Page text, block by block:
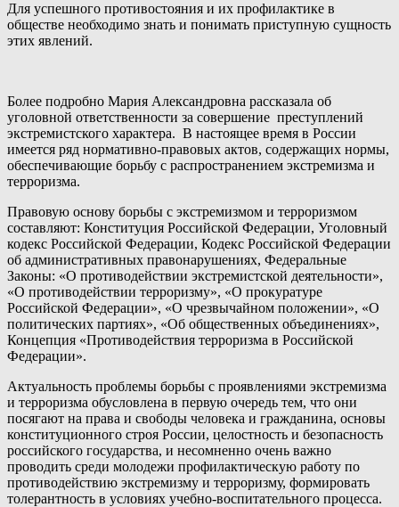
Для успешного противостояния и их профилактике в
обществе необходимо знать и понимать приступную сущность
этих явлений.
Более подробно Мария Александровна рассказала об
уголовной ответственности за совершение преступлений
экстремистского характера. В настоящее время в России
имеется ряд нормативно-правовых актов, содержащих нормы,
обеспечивающие борьбу с распространением экстремизма и
терроризма.
Правовую основу борьбы с экстремизмом и терроризмом
составляют: Конституция Российской Федерации, Уголовный
кодекс Российской Федерации, Кодекс Российской Федерации
об административных правонарушениях, Федеральные
Законы: «О противодействии экстремистской деятельности»,
«О противодействии терроризму», «О прокуратуре
Российской Федерации», «О чрезвычайном положении», «О
политических партиях», «Об общественных объединениях»,
Концепция «Противодействия терроризма в Российской
Федерации».
Актуальность проблемы борьбы с проявлениями экстремизма
и терроризма обусловлена в первую очередь тем, что они
посягают на права и свободы человека и гражданина, основы
конституционного строя России, целостность и безопасность
российского государства, и несомненно очень важно
проводить среди молодежи профилактическую работу по
противодействию экстремизму и терроризму, формировать
толерантность в условиях учебно-воспитательного процесса.